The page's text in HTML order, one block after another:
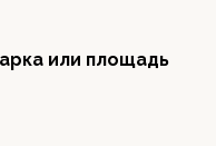
или площадь